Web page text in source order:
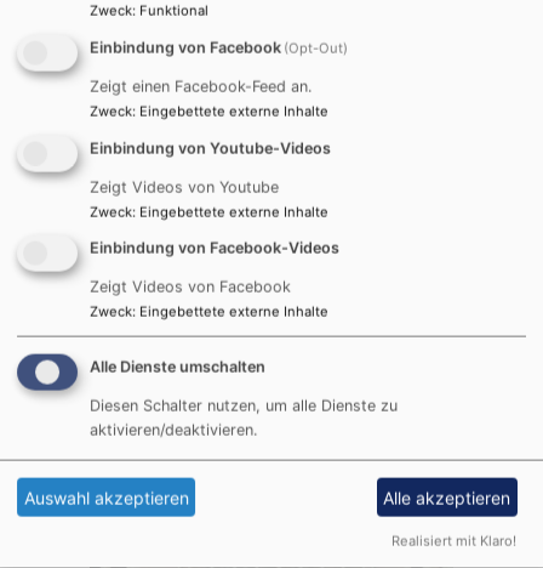
Zweck: Funktional
Einbindung von Facebook (Opt-Out)
Zeigt einen Facebook-Feed an.
Zweck: Eingebettete externe Inhalte
Einbindung von Youtube-Videos
Zeigt Videos von Youtube
Zweck: Eingebettete externe Inhalte
Einbindung von Facebook-Videos
Zeigt Videos von Facebook
Zweck: Eingebettete externe Inhalte
Alle Dienste umschalten
Diesen Schalter nutzen, um alle Dienste zu
aktivieren/deaktivieren.
Auswahl akzeptieren Alle akzeptieren
Realisiert mit Klaro!